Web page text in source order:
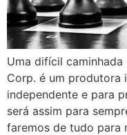
Uma difícil
Corp. é um produtora
independente e para
será assim para
faremos de tudo para